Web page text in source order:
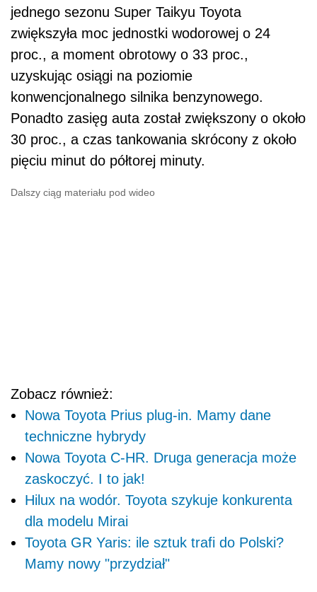
jednego sezonu Super Taikyu Toyota
zwiększyła moc jednostki wodorowej o 24
proc., a moment obrotowy o 33 proc.,
uzyskując osiągi na poziomie
konwencjonalnego silnika benzynowego.
Ponadto zasięg auta został zwiększony o około
30 proc., a czas tankowania skrócony z około
pięciu minut do półtorej minuty.
Dalszy ciąg materiału pod wideo
Zobacz również:
Nowa Toyota Prius plug-in. Mamy dane
techniczne hybrydy
Nowa Toyota C-HR. Druga generacja może
zaskoczyć. I to jak!
Hilux na wodór. Toyota szykuje konkurenta
dla modelu Mirai
Toyota GR Yaris: ile sztuk trafi do Polski?
Mamy nowy "przydział"